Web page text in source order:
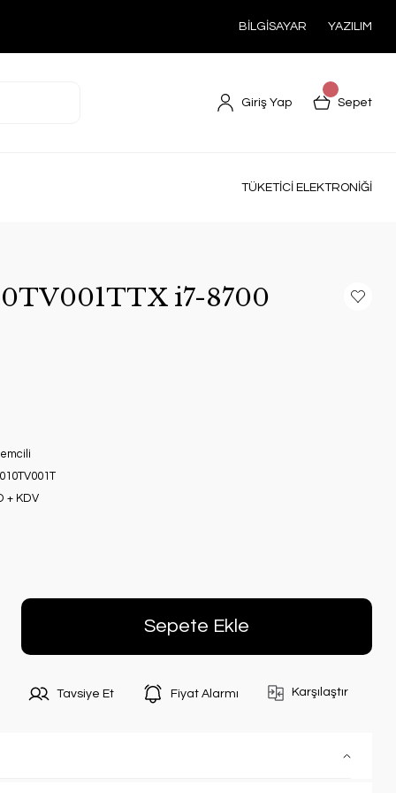
BİLGİSAYAR YAZILIM
Giriş Yap Sepet
TÜKETİCİ ELEKTRONİĞİ
i7-8700
+ KDV
Sepete Ekle
Tavsiye Et Fiyat Alarmı Karşılaştır